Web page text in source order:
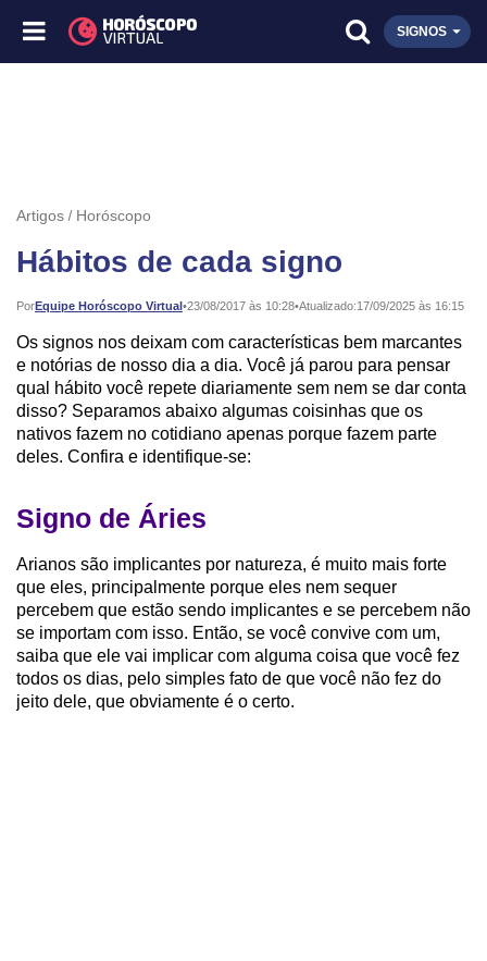
SIGNOS
Artigos Horóscopo
Hábitos de cada signo
PorEquipe Horóscopo Virtual•
Publicado: 23/08/2017 às 10:28•Atualizado:17/09/2025 às 16:15
Os signos nos deixam com características bem marcantes
e notórias de nosso dia a dia. Você já parou para pensar
qual hábito você repete diariamente sem nem se dar conta
disso? Separamos abaixo algumas coisinhas que os
nativos fazem no cotidiano apenas porque fazem parte
deles. Confira e identifique-se:
Signo de Áries
Arianos são implicantes por natureza, é muito mais forte
que eles, principalmente porque eles nem sequer
percebem que estão sendo implicantes e se percebem não
se importam com isso. Então, se você convive com um,
saiba que ele vai implicar com alguma coisa que você fez
todos os dias, pelo simples fato de que você não fez do
jeito dele, que obviamente é o certo.